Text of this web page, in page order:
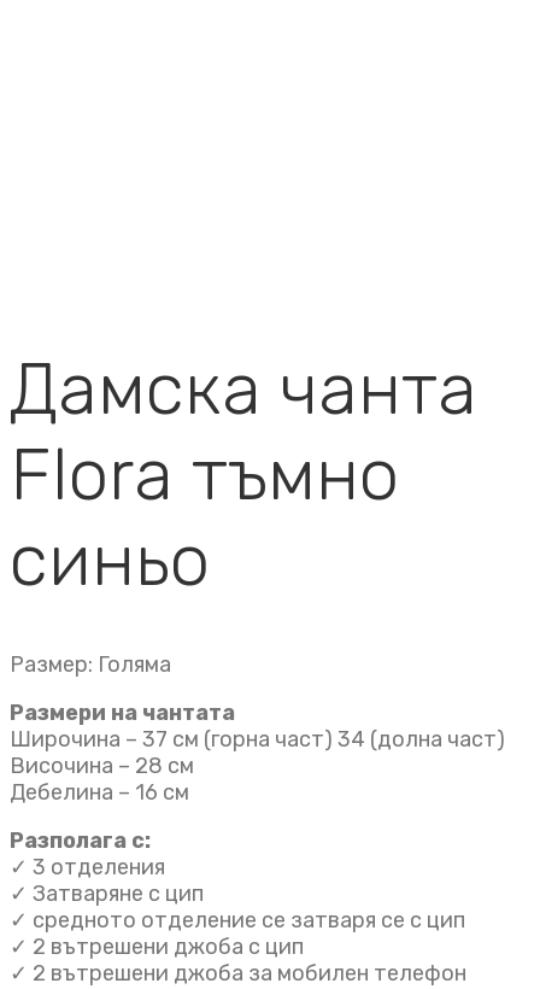
Дамска чанта
Flora тъмно
синьо
Размер: Голяма
Размери на чантата
Широчина – 37 см (горна част) 34 (долна част)
Височина – 28 см
Дебелина – 16 см
Разполага с:
✓ 3 отделения
✓ Затваряне с цип
✓ средното отделение се затваря се с цип
✓ 2 вътрешени джоба с цип
✓ 2 вътрешени джоба за мобилен телефон